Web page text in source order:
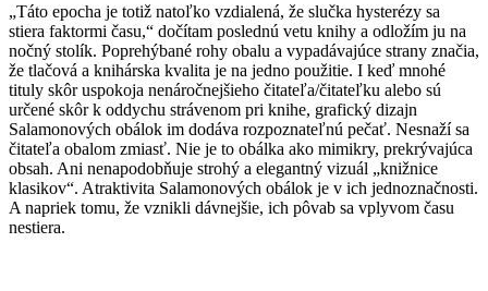
„Táto epocha je totiž natoľko vzdialená, že slučka hysterézy sa
stiera faktormi času,“ dočítam poslednú vetu knihy a odložím ju na
nočný stolík. Poprehýbané rohy obalu a vypadávajúce strany značia,
že tlačová a knihárska kvalita je na jedno použitie. I keď mnohé
tituly skôr uspokoja nenáročnejšieho čitateľa/čitateľku alebo sú
určené skôr k oddychu strávenom pri knihe, grafický dizajn
Salamonových obálok im dodáva rozpoznateľnú pečať. Nesnaží sa
čitateľa obalom zmiasť. Nie je to obálka ako mimikry, prekrývajúca
obsah. Ani nenapodobňuje strohý a elegantný vizuál „knižnice
klasikov“. Atraktivita Salamonových obálok je v ich jednoznačnosti.
A napriek tomu, že vznikli dávnejšie, ich pôvab sa vplyvom času
nestiera.